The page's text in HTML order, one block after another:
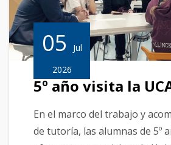
05
Jul
2026
5º año visita la
En el marco del trabajo y
de tutoría, las alumnas de 5º